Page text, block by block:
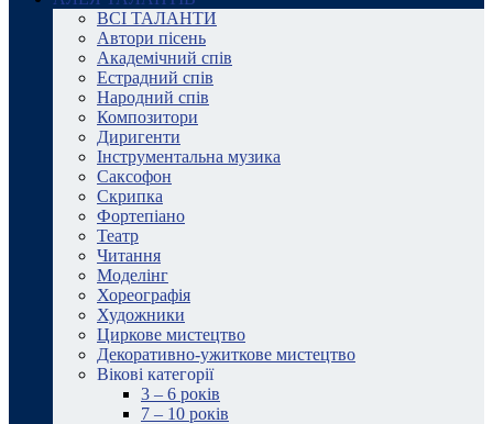
ВСІ ТАЛАНТИ
Автори пісень
Академічний спів
Естрадний спів
Народний спів
Композитори
Диригенти
Інструментальна музика
Саксофон
Скрипка
Фортепіано
Театр
Читання
Моделінг
Хореографія
Художники
Циркове мистецтво
Декоративно-ужиткове мистецтво
Вікові категорії
3 – 6 років
7 – 10 років